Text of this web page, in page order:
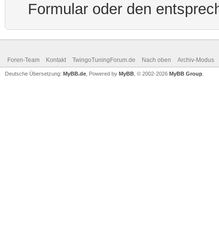
Formular oder den
Foren-Team Kontakt TwingoTuningForum.de Nach oben Archiv-Modus
Deutsche Übersetzung: MyBB.de , Powered by MyBB , © 2002-2026 MyBB Group